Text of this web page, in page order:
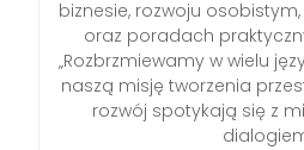
biznesie, rozwoju
oraz poradach
„Rozbrzmiewamy w wielu
naszą misję tworzenia
rozwój spotykają się z